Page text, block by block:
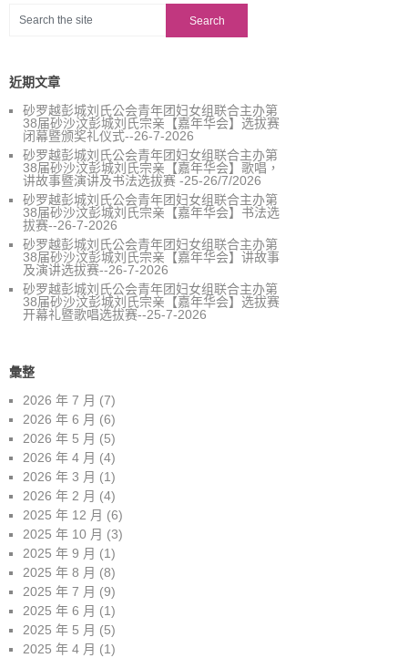
近期文章
砂罗越彭城刘氏公会青年团妇女组联合主办第
38届砂沙汶彭城刘氏宗亲【嘉年华会】选拔赛
闭幕暨颁奖礼仪式--26-7-2026
砂罗越彭城刘氏公会青年团妇女组联合主办第
38届砂沙汶彭城刘氏宗亲【嘉年华会】歌唱，
讲故事暨演讲及书法选拔赛 -25-26/7/2026
砂罗越彭城刘氏公会青年团妇女组联合主办第
38届砂沙汶彭城刘氏宗亲【嘉年华会】书法选
拔赛--26-7-2026
砂罗越彭城刘氏公会青年团妇女组联合主办第
38届砂沙汶彭城刘氏宗亲【嘉年华会】讲故事
及演讲选拔赛--26-7-2026
砂罗越彭城刘氏公会青年团妇女组联合主办第
38届砂沙汶彭城刘氏宗亲【嘉年华会】选拔赛
开幕礼暨歌唱选拔赛--25-7-2026
彙整
2026 年 7 月 (7)
2026 年 6 月 (6)
2026 年 5 月 (5)
2026 年 4 月 (4)
2026 年 3 月 (1)
2026 年 2 月 (4)
2025 年 12 月 (6)
2025 年 10 月 (3)
2025 年 9 月 (1)
2025 年 8 月 (8)
2025 年 7 月 (9)
2025 年 6 月 (1)
2025 年 5 月 (5)
2025 年 4 月 (1)